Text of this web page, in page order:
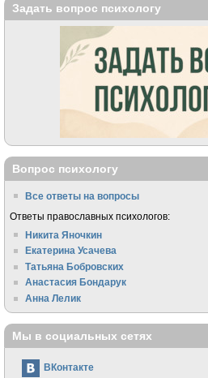
Задать вопрос психологу
Вопрос психологу
Все ответы на вопросы
Ответы православных психологов:
Никита Яночкин
Екатерина Усачева
Татьяна Бобровских
Анастасия Бондарук
Анна Лелик
Мы в социальных сетях
ВКонтакте